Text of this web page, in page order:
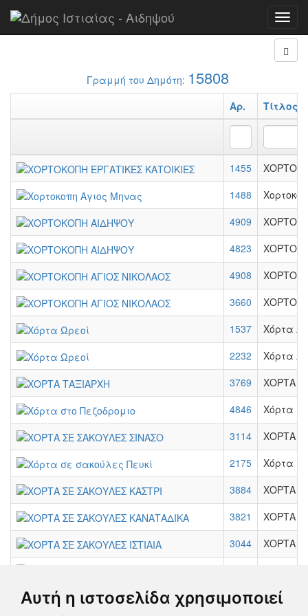
Αυτή η ιστοσελίδα χρησιμοποιεί
Αρχή Αναφορές
Γραμμή του Δημότη: 15808
Αρ. Τίτλος
1455
1488
4909
4823
4908
3660
1537
Χόρτα
2232
Χόρτα
3769
ΧΟΡΤΑ
4846
Χόρτα
3114
ΧΟΡΤΑ
2175
Χόρτα
3884
ΧΟΡΤΑ
3821
ΧΟΡΤΑ
3044
ΧΟΡΤΑ
3814
ΧΟΡΤΑ